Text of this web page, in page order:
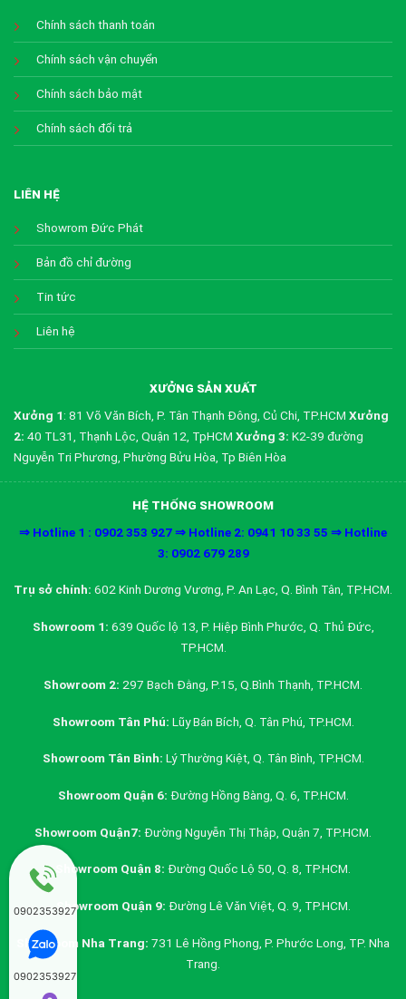
Chính sách thanh toán
Chính sách vận chuyển
Chính sách bảo mật
Chính sách đổi trả
LIÊN HỆ
Showrom Đức Phát
Bản đồ chỉ đường
Tin tức
Liên hệ
XƯỞNG SẢN XUẤT
Xưởng 1: 81 Võ Văn Bích, P. Tân Thạnh Đông, Củ Chi, TP.HCM Xưởng
2: 40 TL31, Thạnh Lộc, Quận 12, TpHCM Xưởng 3: K2-39 đường
Nguyễn Tri Phương, Phường Bửu Hòa, Tp Biên Hòa
HỆ THỐNG SHOWROOM
⇒ Hotline 1 : 0902 353 927 ⇒ Hotline 2: 0941 10 33 55 ⇒ Hotline
3: 0902 679 289
Trụ sở chính: 602 Kinh Dương Vương, P. An Lạc, Q. Bình Tân, TP.HCM.
Showroom 1: 639 Quốc lộ 13, P. Hiệp Bình Phước, Q. Thủ Đức,
TP.HCM.
Showroom 2: 297 Bạch Đằng, P.15, Q.Bình Thạnh, TP.HCM.
Showroom Tân Phú: Lũy Bán Bích, Q. Tân Phú, TP.HCM.
Showroom Tân Bình: Lý Thường Kiệt, Q. Tân Bình, TP.HCM.
Showroom Quận 6: Đường Hồng Bàng, Q. 6, TP.HCM.
Showroom Quận7: Đường Nguyễn Thị Thập, Quận 7, TP.HCM.
Showroom Quận 8: Đường Quốc Lộ 50, Q. 8, TP.HCM.
Showroom Quận 9: Đường Lê Văn Việt, Q. 9, TP.HCM.
Showroom Nha Trang: 731 Lê Hồng Phong, P. Phước Long, TP. Nha
Trang.
0902353927
0902353927